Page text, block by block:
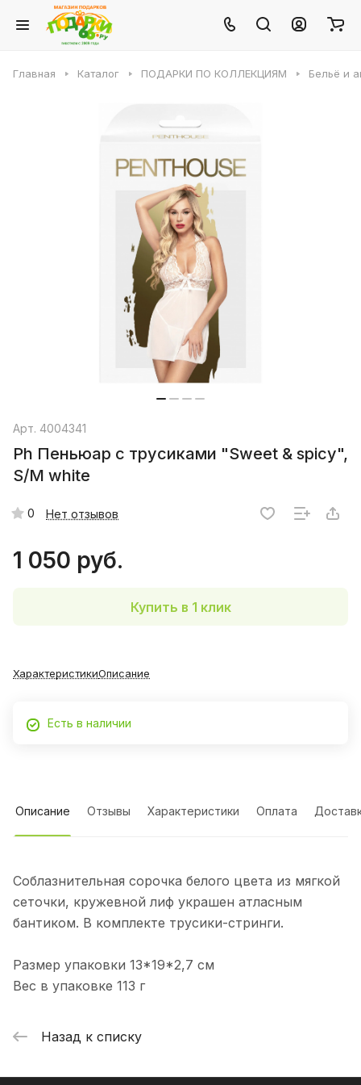
Главная Каталог ПОДАРКИ ПО КОЛЛЕКЦИЯМ Бельё и
Арт. 4004341
Ph Пеньюар с трусиками "Sweet & spicy",
S/M white
0 Нет отзывов
1 050 руб.
Купить в 1 клик
ХарактеристикиОписание
Есть в наличии
Описание Отзывы Характеристики Оплата
Соблазнительная сорочка белого цвета из мягкой
сеточки, кружевной лиф украшен атласным
бантиком. В комплекте трусики-стринги.
Размер упаковки 13*19*2,7 см
Вес в упаковке 113 г
Назад к списку